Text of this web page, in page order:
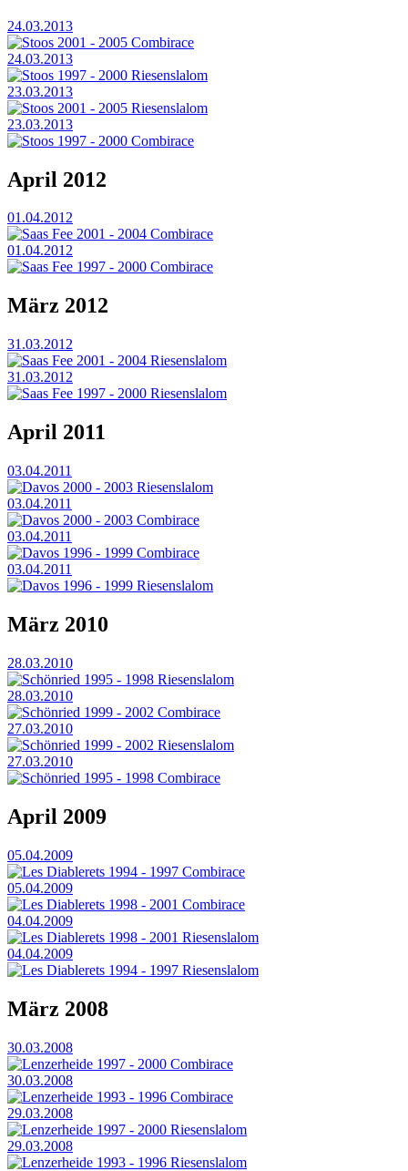
24.03.2013
Stoos 2001 - 2005 Combirace
24.03.2013
Stoos 1997 - 2000 Riesenslalom
23.03.2013
Stoos 2001 - 2005 Riesenslalom
23.03.2013
Stoos 1997 - 2000 Combirace
April 2012
01.04.2012
Saas Fee 2001 - 2004 Combirace
01.04.2012
Saas Fee 1997 - 2000 Combirace
März 2012
31.03.2012
Saas Fee 2001 - 2004 Riesenslalom
31.03.2012
Saas Fee 1997 - 2000 Riesenslalom
April 2011
03.04.2011
Davos 2000 - 2003 Riesenslalom
03.04.2011
Davos 2000 - 2003 Combirace
03.04.2011
Davos 1996 - 1999 Combirace
03.04.2011
Davos 1996 - 1999 Riesenslalom
März 2010
28.03.2010
Schönried 1995 - 1998 Riesenslalom
28.03.2010
Schönried 1999 - 2002 Combirace
27.03.2010
Schönried 1999 - 2002 Riesenslalom
27.03.2010
Schönried 1995 - 1998 Combirace
April 2009
05.04.2009
Les Diablerets 1994 - 1997 Combirace
05.04.2009
Les Diablerets 1998 - 2001 Combirace
04.04.2009
Les Diablerets 1998 - 2001 Riesenslalom
04.04.2009
Les Diablerets 1994 - 1997 Riesenslalom
März 2008
30.03.2008
Lenzerheide 1997 - 2000 Combirace
30.03.2008
Lenzerheide 1993 - 1996 Combirace
29.03.2008
Lenzerheide 1997 - 2000 Riesenslalom
29.03.2008
Lenzerheide 1993 - 1996 Riesenslalom